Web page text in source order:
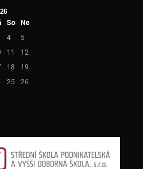
So
Ne
4
5
11
12
18
19
25
26